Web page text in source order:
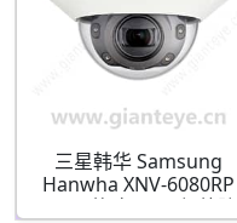
三星韩华 Samsung
Hanwha XNV-6080RP
1/2.8 英寸 2MP 红外防